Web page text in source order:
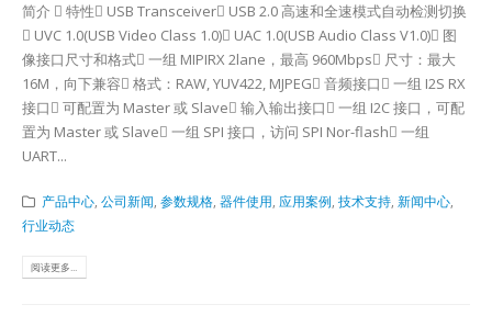
简介  特性 USB Transceiver USB 2.0 高速和全速模式自动检测切换
 UVC 1.0(USB Video Class 1.0) UAC 1.0(USB Audio Class V1.0) 图
像接口尺寸和格式 一组 MIPIRX 2lane，最高 960Mbps 尺寸：最大
16M，向下兼容 格式：RAW, YUV422, MJPEG 音频接口 一组 I2S RX
接口 可配置为 Master 或 Slave 输入输出接口 一组 I2C 接口，可配
置为 Master 或 Slave 一组 SPI 接口，访问 SPI Nor-flash 一组
UART...
产品中心, 公司新闻 参数规格, 器件使用 应用案例 技术支持, 新闻中心,
行业动态
阅读更多...